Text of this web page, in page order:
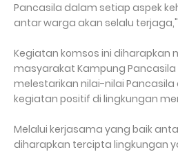
Pancasila dalam setiap aspek
antar warga akan selalu
Kegiatan komsos ini diharapkan
masyarakat Kampung Pancasila
melestarikan nilai-nilai
kegiatan positif di lingkungan
Melalui kerjasama yang baik
diharapkan tercipta lingkungan